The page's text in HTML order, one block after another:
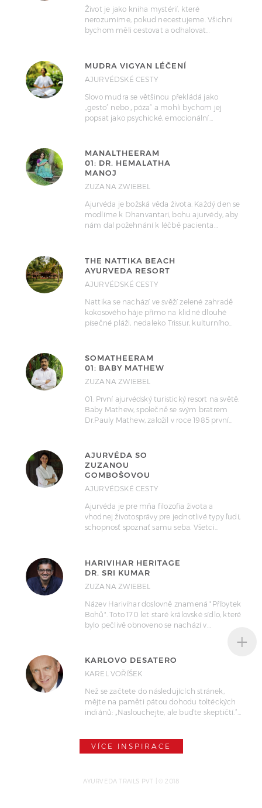
Život je jako kniha mystérií, které
nerozumíme, pokud necestujeme. Všichni
bychom měli cestovat a odhalovat…
MUDRA VIGYAN LÉČENÍ
AJURVÉDSKÉ CESTY
Slovo mudra se většinou překládá jako
„gesto“ nebo „póza“ a mohli bychom jej
popsat jako psychické, emocionální…
MANALTHEERAM
01: DR. HEMALATHA
MANOJ
ZUZANA ZWIEBEL
Ajurvéda je božská věda života. Každý den se
modlíme k Dhanvantari, bohu ajurvédy, aby
nám dal požehnání k léčbě pacienta…
THE NATTIKA BEACH
AYURVEDA RESORT
AJURVÉDSKÉ CESTY
Nattika se nachází ve svěží zelené zahradě
kokosového háje přímo na klidné dlouhé
písečné pláži, nedaleko Trissur, kulturního…
SOMATHEERAM
01: BABY MATHEW
ZUZANA ZWIEBEL
01: První ajurvédský turistický resort na světě:
Baby Mathew, společně se svým bratrem
Dr.Pauly Mathew, založil v roce 1985 první…
AJURVÉDA SO
ZUZANOU
GOMBOŠOVOU
AJURVÉDSKÉ CESTY
Ajurvéda je pre mňa filozofia života a
vhodnej životosprávy pre jednotlivé typy ľudí,
schopnosť spoznať samu seba. Všetci…
HARIVIHAR HERITAGE
DR. SRI KUMAR
ZUZANA ZWIEBEL
Název Harivihar doslovně znamená "Příbytek
Bohů". Toto 170 let staré královské sídlo, které
bylo pečlivě obnoveno se nachází v…
KARLOVO DESATERO
KAREL VOŘÍŠEK
Než se začtete do následujících stránek,
mějte na paměti pátou dohodu toltéckých
indiánů: „Naslouchejte, ale buďte skeptičtí.“…
VÍCE INSPIRACE
+
AYURVEDA TRAILS PVT | © 2018